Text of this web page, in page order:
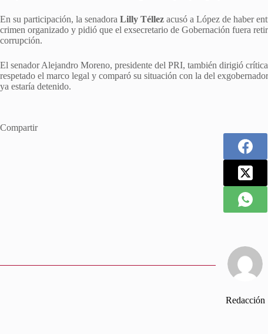
En su participación, la senadora Lilly Téllez acusó a López de haber
crimen organizado y pidió que el exsecretario de Gobernación fuera
corrupción.
El senador Alejandro Moreno, presidente del PRI, también dirigió
respetado el marco legal y comparó su situación con la del
ya estaría detenido.
Compartir
Redacción